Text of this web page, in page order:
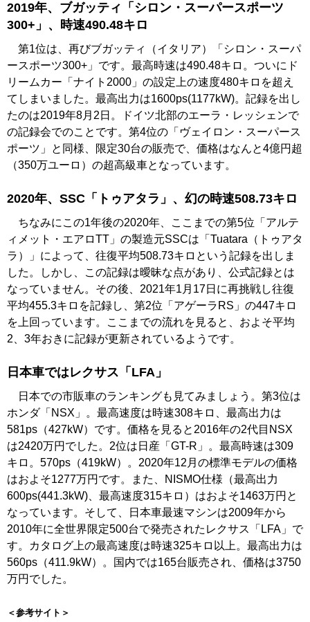
2019年、ブガッティ「シロン・スーパースポーツ
300+」、時速490.48キロ
第1位は、再びブガッティ（イタリア）「シロン・スーパ
ースポーツ300+」です。最高時速は490.48キロ。ついにド
リームカー「ナイト2000」の設定上の速度480キロを超え
てしまいました。最高出力は1600ps(1177kW)。記録を出し
たのは2019年8月2日。ドイツ北部のエーラ・レッシェンで
の記録会でのことです。第4位の「ヴェイロン・スーパース
ポーツ」と同様、限定30台の販売で、価格はなんと4億円超
（350万ユーロ）の超高級車となっています。
2020年、SSC「トゥアタラ」、幻の時速508.73キロ
ちなみにこの1年後の2020年、ここまでの第5位「アルテ
ィメット・エアロTT」の製造元SSCは「Tuatara（トゥアタ
ラ）」によって、往復平均508.73キロという記録を出しま
した。しかし、この記録は曖昧な点があり、公式記録とは
なっていません。その後、2021年1月17日に再挑戦し往復
平均455.3キロを記録し、第2位「アゲーラRS」の447キロ
を上回っています。ここまでの流れを見ると、およそ平均
2、3年おきに記録が更新されているようです。
日本車ではレクサス「LFA」
日本での市販車のランキングも見てみましょう。第3位は
ホンダ「NSX」。最高速度は時速308キロ、最高出力は
581ps（427kW）です。価格を見ると2016年の2代目NSX
は2420万円でした。2位は日産「GT-R」。最高時速は309
キロ。570ps（419kW）。2020年12月の標準モデルの価格
はおよそ1277万円です。また、NISMO仕様（最高出力
600ps(441.3kW)、最高速度315キロ）はおよそ1463万円と
なっています。そして、日本車最速マシンは2009年から
2010年に全世界限定500台で発売されたレクサス「LFA」で
す。カタログ上の最高速度は時速325キロ以上。最高出力は
560ps（411.9kW）。国内では165台販売され、価格は3750
万円でした。
＜参考サイト＞